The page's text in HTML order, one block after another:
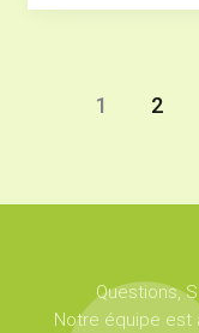
1 2
Questions,
Notre équipe est